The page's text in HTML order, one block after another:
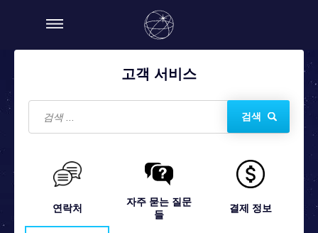
고객 서비스
검색
연락처
자주 묻는 질문
들
결제 정보